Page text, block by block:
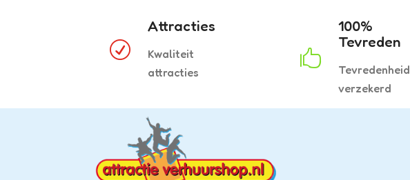
R
Attracties
Kwaliteit
attracties

100%
Tevreden
Tevredenheid
verzekerd